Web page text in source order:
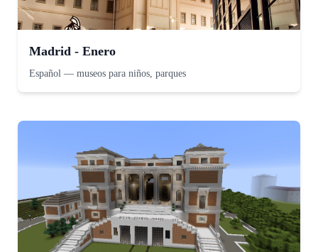
Madrid - Enero
Español — museos para niños, parques